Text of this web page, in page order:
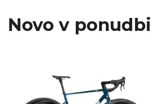
Novo v ponudbi